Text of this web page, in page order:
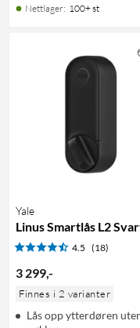
Nettlager: 100+ st
Yale
Linus Smartlås L2
4.5 (18)
3 299,-
Finnes i 2 varianter
Lås opp ytterdøren